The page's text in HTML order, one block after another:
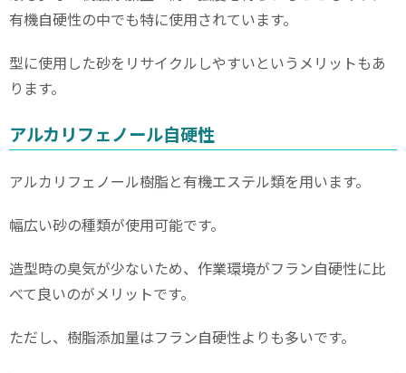
有機自硬性の中でも特に使用されています。
型に使用した砂をリサイクルしやすいというメリットもあ
ります。
アルカリフェノール自硬性
アルカリフェノール樹脂と有機エステル類を用います。
幅広い砂の種類が使用可能です。
造型時の臭気が少ないため、作業環境がフラン自硬性に比
べて良いのがメリットです。
ただし、樹脂添加量はフラン自硬性よりも多いです。